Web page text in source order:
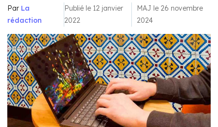
Par La
rédaction
Publié le 12 janvier
2022
MAJ le 26 novembre
2024